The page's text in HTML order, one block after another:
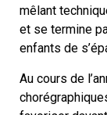
mêlant
et se termine
enfants de
Au cours de